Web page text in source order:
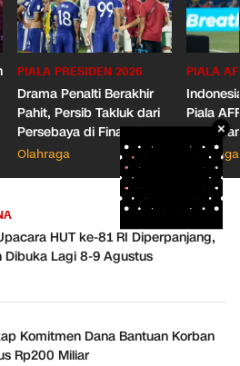
PIALA PRESIDEN 2026
Drama Penalti Berakhir
Pahit, Persib Takluk dari
Persebaya di Final Piala
Presiden 2026
Olahraga
PIALA
Piala
Wasit
Olahraga
HUT ke-81 RI Diperpanjang,
Dibuka Lagi 8-9 Agustus
Komitmen Dana Bantuan Korban
Rp200 Miliar
×